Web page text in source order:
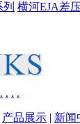
横河EJA差
. . . .
产品展示 | 新闻